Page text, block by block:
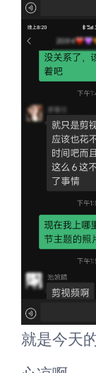
就是今天的